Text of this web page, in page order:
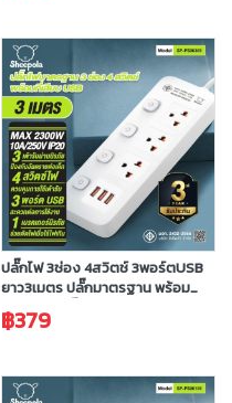
ปลั๊กไฟ 3ช่อง 4สวิตช์ 3พอร์ตUSB
ยาว3เมตร ปลั๊กมาตรฐาน พร้อม
ช่องUSB ปลั๊กสามตา มีมอก.ประกัน
3 ปี
฿379